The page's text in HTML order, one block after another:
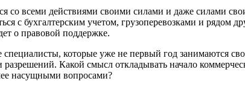
со всеми действиями своими силами и даже силами
с бухгалтерским учетом, грузоперевозками и рядом
о правовой поддержке.
которые уже не первый год занимаются
Какой смысл откладывать начало
насущными вопросами?